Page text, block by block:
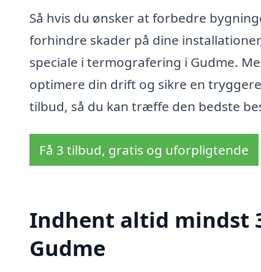
Så hvis du ønsker at forbedre
forhindre skader på dine
speciale i termografering i Gudme.
optimere din drift og sikre en
tilbud, så du kan træffe den bedste
Få 3 tilbud, gratis og uforpligtende
Indhent altid mindst
Gudme